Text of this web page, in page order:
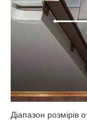
Діапазон розмірів